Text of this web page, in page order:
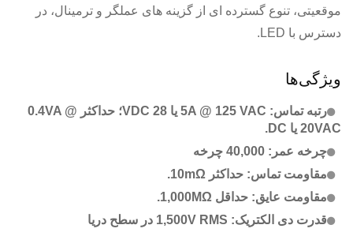
موقعیتی، تنوع گسترده ای از گزینه های عملگر و ترمینال، در
دسترس با LED.
ویژگی‌ها
رتبه تماس: 5A @ 125 VAC یا 28 VDC؛ حداکثر 0.4VA @
20VAC یا DC.
چرخه عمر: 40,000 چرخه
مقاومت تماس: حداکثر 10mΩ.
مقاومت عایق: حداقل 1,000MΩ.
قدرت دی الکتریک: 1,500V RMS در سطح دریا